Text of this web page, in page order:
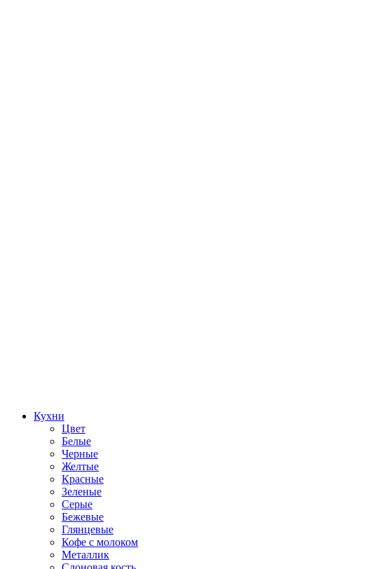
Кухни
Цвет
Белые
Черные
Желтые
Красные
Зеленые
Серые
Бежевые
Глянцевые
Кофе с молоком
Металлик